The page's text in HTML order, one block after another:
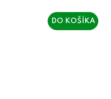
DO KOŠÍKA